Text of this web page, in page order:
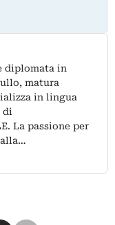
diplomata in
matura
in lingua
di
La passione per
alla…